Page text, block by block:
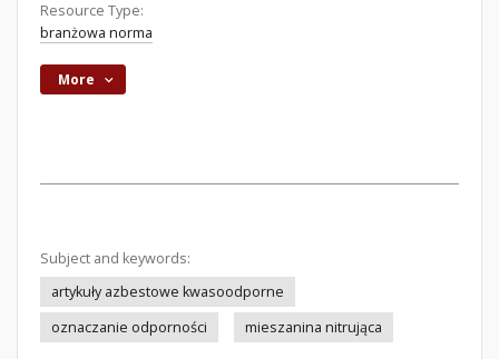
Resource Type:
branżowa norma
More
Subject and keywords:
artykuły azbestowe kwasoodporne
oznaczanie odporności
mieszanina nitrująca